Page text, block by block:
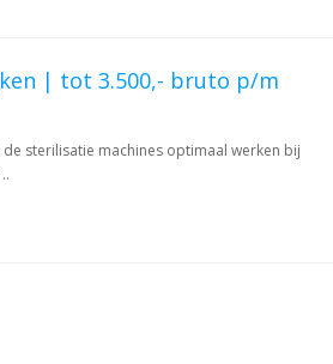
| tot 3.500,- bruto p/m
sterilisatie machines optimaal werken bij